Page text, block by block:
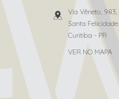
Via Vêneto,
Santa Felicidade
Curitiba - PR
VER NO MAPA